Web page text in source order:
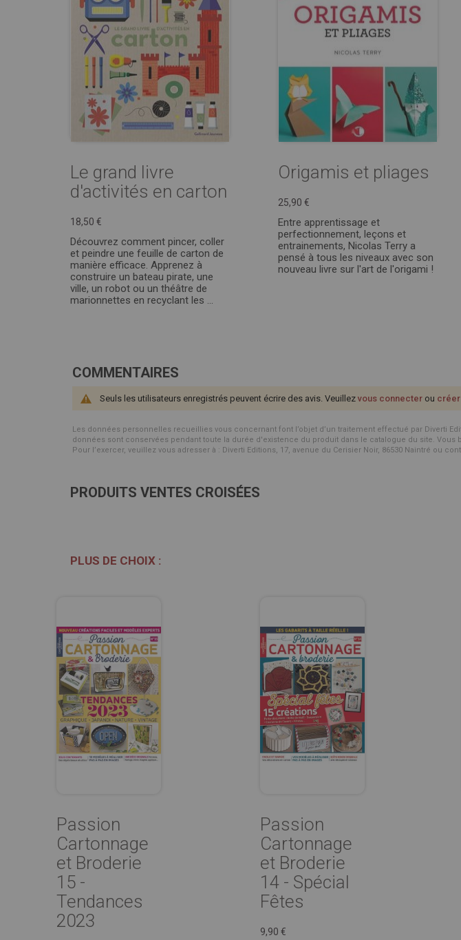
Le grand livre
d'activités en carton
18,50 €
Découvrez comment pincer, coller
et peindre une feuille de carton de
manière efficace. Apprenez à
construire un bateau pirate, une
ville, un robot ou un théâtre de
marionnettes en recyclant les ...
Origamis et pliages
25,90 €
Entre apprentissage et
perfectionnement, leçons et
entrainements, Nicolas Terry a
pensé à tous les niveaux avec son
nouveau livre sur l'art de l'origami !
COMMENTAIRES
Seuls les utilisateurs enregistrés peuvent écrire des avis. Veuillez vous connecter ou créer
Les données personnelles recueillies vous concernant font l’objet d’un traitement effectué par Diverti
données sont conservées pendant toute la durée d'existence du produit dans le catalogue du site.
Pour l’exercer, veuillez vous adresser à : Diverti Editions, 17, avenue du Cerisier Noir, 86530 Naintré ou
PRODUITS VENTES CROISÉES
PLUS DE CHOIX :
Passion
Cartonnage
et Broderie
15 -
Tendances
2023
Passion
Cartonnage
et Broderie
14 - Spécial
Fêtes
9,90 €